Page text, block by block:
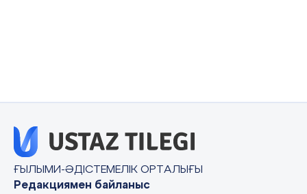
ҒЫЛЫМИ-ӘДІСТЕМЕЛІК ОРТАЛЫҒЫ
Редакциямен байланыс